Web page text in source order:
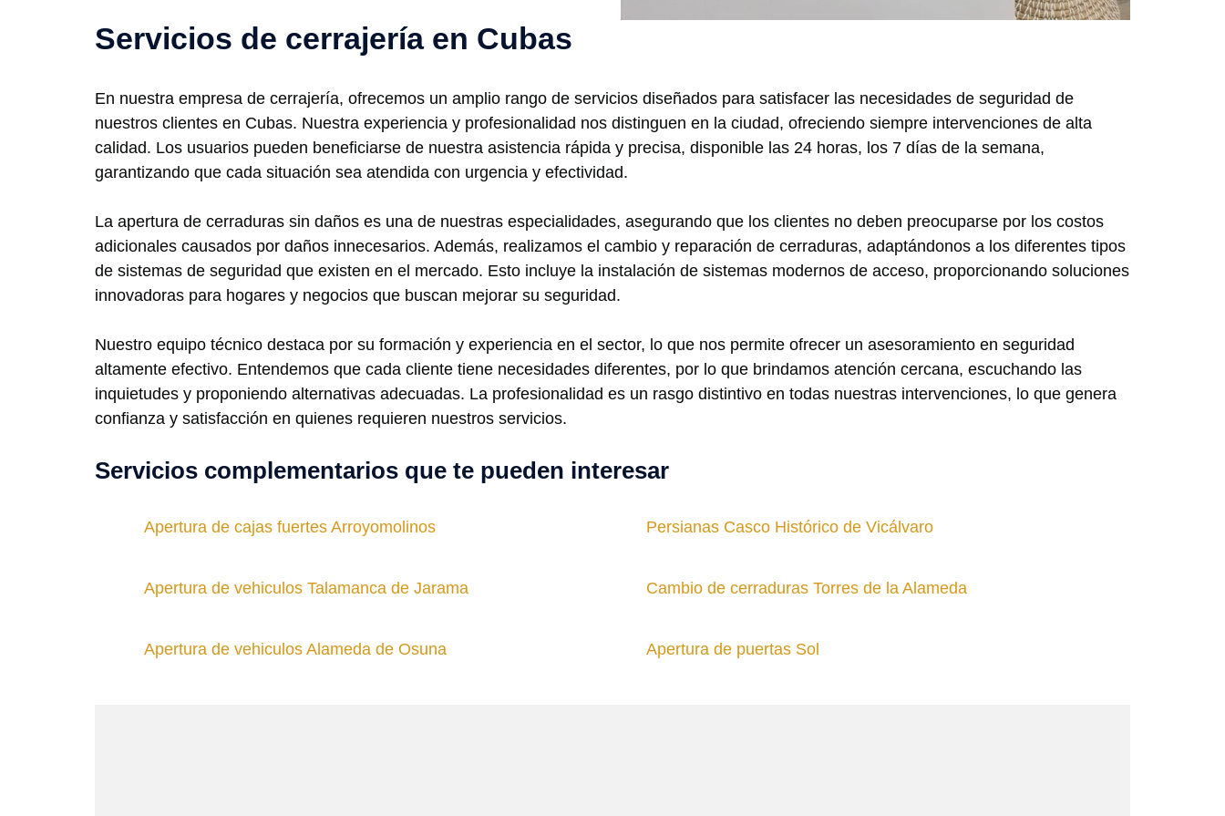
Servicios de cerrajería en Cubas
En nuestra empresa de cerrajería, ofrecemos un amplio rango de servicios diseñados para satisfacer las necesidades de seguridad de
nuestros clientes en Cubas. Nuestra experiencia y profesionalidad nos distinguen en la ciudad, ofreciendo siempre intervenciones de alta
calidad. Los usuarios pueden beneficiarse de nuestra asistencia rápida y precisa, disponible las 24 horas, los 7 días de la semana,
garantizando que cada situación sea atendida con urgencia y efectividad.
La apertura de cerraduras sin daños es una de nuestras especialidades, asegurando que los clientes no deben preocuparse por los costos
adicionales causados por daños innecesarios. Además, realizamos el cambio y reparación de cerraduras, adaptándonos a los diferentes tipos
de sistemas de seguridad que existen en el mercado. Esto incluye la instalación de sistemas modernos de acceso, proporcionando soluciones
innovadoras para hogares y negocios que buscan mejorar su seguridad.
Nuestro equipo técnico destaca por su formación y experiencia en el sector, lo que nos permite ofrecer un asesoramiento en seguridad
altamente efectivo. Entendemos que cada cliente tiene necesidades diferentes, por lo que brindamos atención cercana, escuchando las
inquietudes y proponiendo alternativas adecuadas. La profesionalidad es un rasgo distintivo en todas nuestras intervenciones, lo que genera
confianza y satisfacción en quienes requieren nuestros servicios.
Servicios complementarios que te pueden interesar
Apertura de cajas fuertes Arroyomolinos Persianas Casco Histórico de Vicálvaro
Apertura de vehiculos Talamanca de Jarama Cambio de cerraduras Torres de la Alameda
Apertura de vehiculos Alameda de Osuna Apertura de puertas Sol